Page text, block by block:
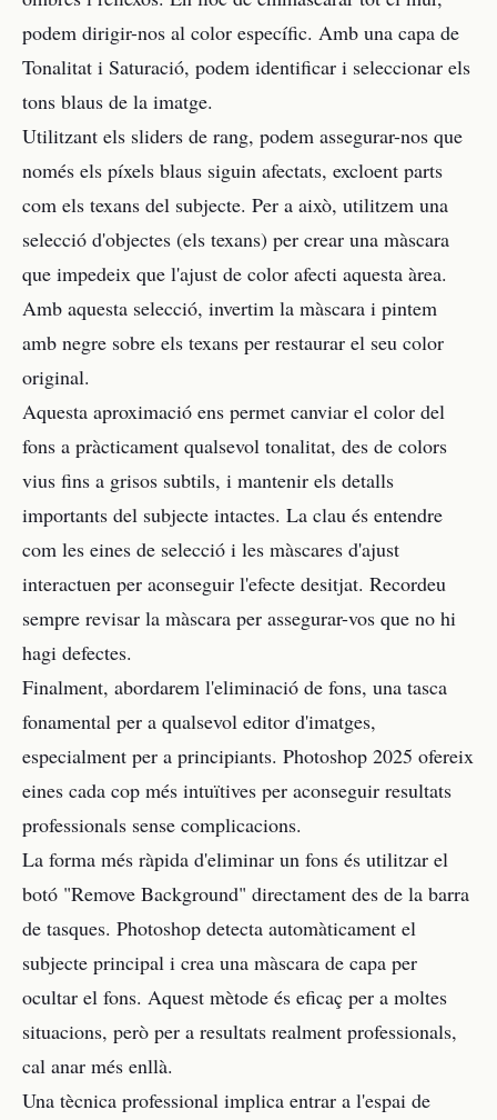
podem dirigir-nos al color específic. Amb una capa de
Tonalitat i Saturació, podem identificar i seleccionar els
tons blaus de la imatge.
Utilitzant els sliders de rang, podem assegurar-nos que
només els píxels blaus siguin afectats, excloent parts
com els texans del subjecte. Per a això, utilitzem una
selecció d'objectes (els texans) per crear una màscara
que impedeix que l'ajust de color afecti aquesta àrea.
Amb aquesta selecció, invertim la màscara i pintem
amb negre sobre els texans per restaurar el seu color
original.
Aquesta aproximació ens permet canviar el color del
fons a pràcticament qualsevol tonalitat, des de colors
vius fins a grisos subtils, i mantenir els detalls
importants del subjecte intactes. La clau és entendre
com les eines de selecció i les màscares d'ajust
interactuen per aconseguir l'efecte desitjat. Recordeu
sempre revisar la màscara per assegurar-vos que no hi
hagi defectes.
Finalment, abordarem l'eliminació de fons, una tasca
fonamental per a qualsevol editor d'imatges,
especialment per a principiants. Photoshop 2025 ofereix
eines cada cop més intuïtives per aconseguir resultats
professionals sense complicacions.
La forma més ràpida d'eliminar un fons és utilitzar el
botó "Remove Background" directament des de la barra
de tasques. Photoshop detecta automàticament el
subjecte principal i crea una màscara de capa per
ocultar el fons. Aquest mètode és eficaç per a moltes
situacions, però per a resultats realment professionals,
cal anar més enllà.
Una tècnica professional implica entrar a l'espai de